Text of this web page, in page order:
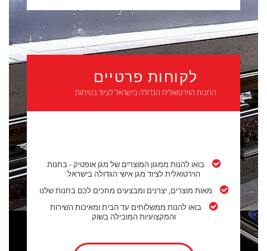
לקוחות פרטיים
החנות הוירטואלית הגדולה בישראל לציוד בטיחות
בואו להנות ממגון המוצרים של מגן אופטיק - בחנות
הוירטואלית לציוד מגן אישי הגדולה בישראל
מאות מוצרים, יצרנים ומבצעים מחכים לכם בחנות שלנו
בואו להנות ממשלוחים עד הבית ומאיכות השירות
והמקצועיות המובילה בשוק